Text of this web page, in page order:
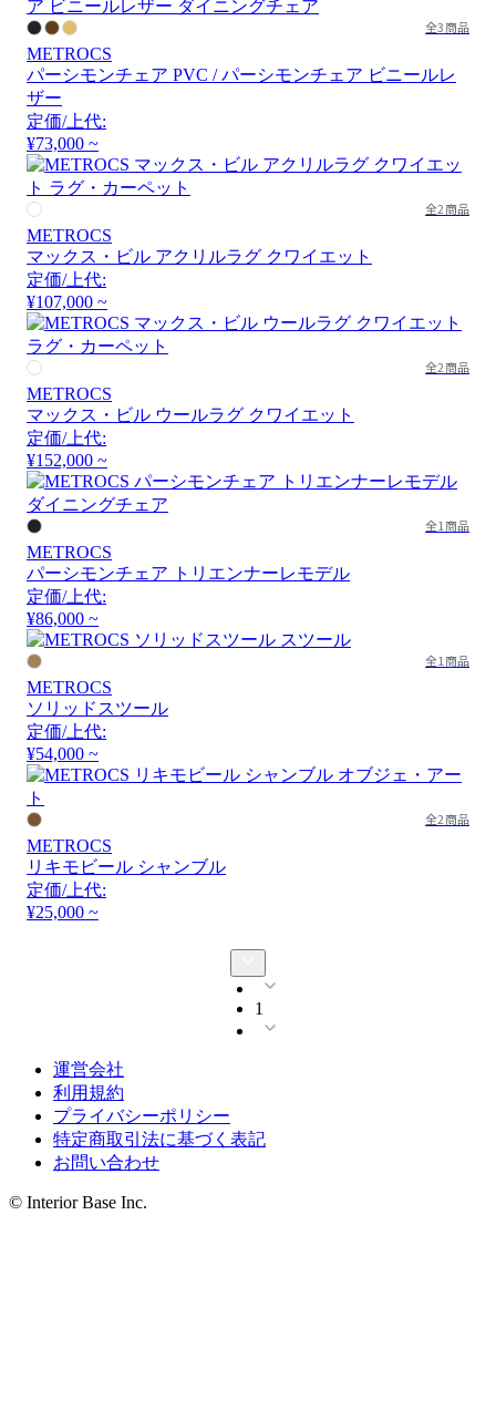
全3商品
METROCS
パーシモンチェア PVC / パーシモンチェア ビニールレ
ザー
定価/上代:
¥73,000 ~
全2商品
METROCS
マックス・ビル アクリルラグ クワイエット
定価/上代:
¥107,000 ~
全2商品
METROCS
マックス・ビル ウールラグ クワイエット
定価/上代:
¥152,000 ~
全1商品
METROCS
パーシモンチェア トリエンナーレモデル
定価/上代:
¥86,000 ~
全1商品
METROCS
ソリッドスツール
定価/上代:
¥54,000 ~
全2商品
METROCS
リキモビール シャンブル
定価/上代:
¥25,000 ~
1
運営会社
利用規約
プライバシーポリシー
特定商取引法に基づく表記
お問い合わせ
© Interior Base Inc.